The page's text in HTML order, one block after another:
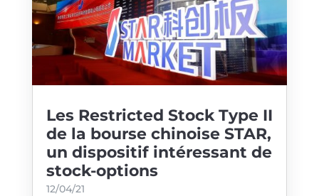
Les Restricted Stock Type II
de la bourse chinoise STAR,
un dispositif intéressant de
stock-options
12/04/21